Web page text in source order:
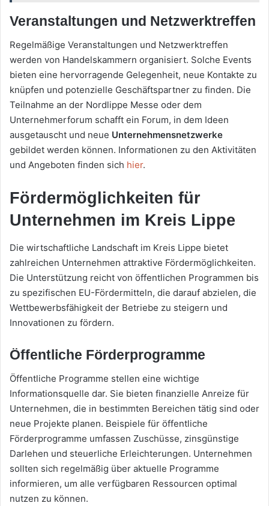
Veranstaltungen und Netzwerktreffen
Regelmäßige Veranstaltungen und Netzwerktreffen
werden von Handelskammern organisiert. Solche Events
bieten eine hervorragende Gelegenheit, neue Kontakte zu
knüpfen und potenzielle Geschäftspartner zu finden. Die
Teilnahme an der Nordlippe Messe oder dem
Unternehmerforum schafft ein Forum, in dem Ideen
ausgetauscht und neue Unternehmensnetzwerke
gebildet werden können. Informationen zu den Aktivitäten
und Angeboten finden sich hier.
Fördermöglichkeiten für
Unternehmen im Kreis Lippe
Die wirtschaftliche Landschaft im Kreis Lippe bietet
zahlreichen Unternehmen attraktive Fördermöglichkeiten.
Die Unterstützung reicht von öffentlichen Programmen bis
zu spezifischen EU-Fördermitteln, die darauf abzielen, die
Wettbewerbsfähigkeit der Betriebe zu steigern und
Innovationen zu fördern.
Öffentliche Förderprogramme
Öffentliche Programme stellen eine wichtige
Informationsquelle dar. Sie bieten finanzielle Anreize für
Unternehmen, die in bestimmten Bereichen tätig sind oder
neue Projekte planen. Beispiele für öffentliche
Förderprogramme umfassen Zuschüsse, zinsgünstige
Darlehen und steuerliche Erleichterungen. Unternehmen
sollten sich regelmäßig über aktuelle Programme
informieren, um alle verfügbaren Ressourcen optimal
nutzen zu können.